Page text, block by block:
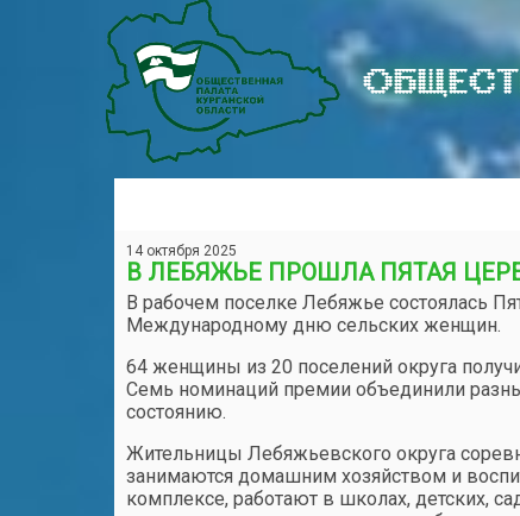
14 октября 2025
В ЛЕБЯЖЬЕ ПРОШЛА ПЯТАЯ
В рабочем поселке Лебяжье состоялась
Международному дню сельских женщин.
64 женщины из 20 поселений округа
Семь номинаций премии объединили
состоянию.
Жительницы Лебяжьевского округа
занимаются домашним хозяйством и
комплексе, работают в школах, детских,